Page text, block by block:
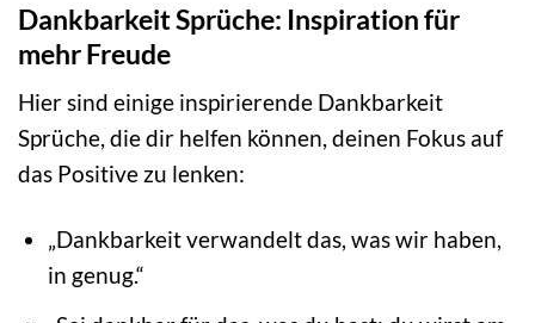
Dankbarkeit Sprüche: Inspiration für
mehr Freude
Hier sind einige inspirierende Dankbarkeit
Sprüche, die dir helfen können, deinen Fokus auf
das Positive zu lenken:
„Dankbarkeit verwandelt das, was wir haben,
in genug.“